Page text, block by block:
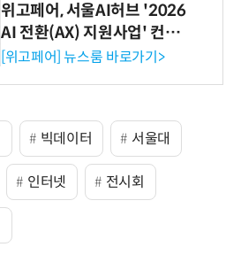
위고페어, 서울AI허브 '2026
AI 전환(AX) 지원사업' 컨소
시엄 선정
[위고페어] 뉴스룸 바로가기>
빅데이터 서울대
인터넷 전시회